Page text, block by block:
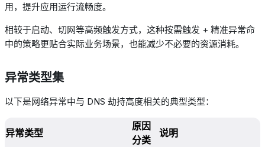
用，提升应用运行流畅度。
相较于启动、切网等高频触发方式，这种按需触发 + 精准异常命
中的策略更贴合实际业务场景，也能减少不必要的资源消耗。
异常类型集
以下是网络异常中与 DNS 劫持高度相关的典型类型：
异常类型
原因
分类
说明